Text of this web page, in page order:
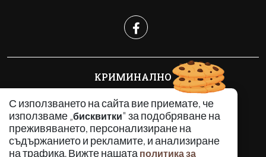
С използването на сайта вие приемате, че
използваме „бисквитки" за подобряване на
преживяването, персонализиране на
съдържанието и рекламите, и анализиране
на трафика. Вижте нашата политика за
КРИМИНАЛНО
ИНЦИДЕНТИ
АНАЛИЗИ
ПО СВЕТА
ВОДЕЩИ ТЕМИ